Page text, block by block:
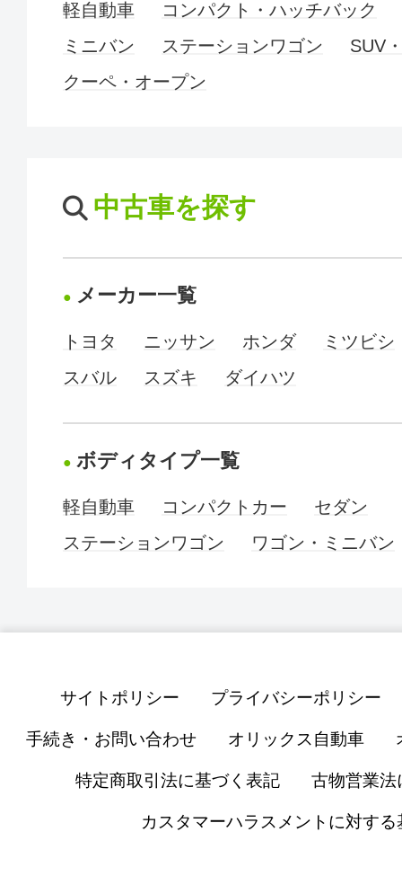
軽自動車
コンパクト・ハッチバック
ミニバン
ステーションワゴン
SUV
クーペ・オープン
中古車を探す
メーカー一覧
トヨタ ニッサン ホンダ
ミツビシ
スバル
スズキ ダイハツ
ボディタイプ一覧
軽自動車 コンパクトカー
セダン
ステーションワゴン
ワゴン・ミニバン
サイトポリシー プライバシーポリシー
手続き・お問い合わせ オリックス自動車
特定商取引法に基づく表記 古物営業法
カスタマーハラスメントに対する